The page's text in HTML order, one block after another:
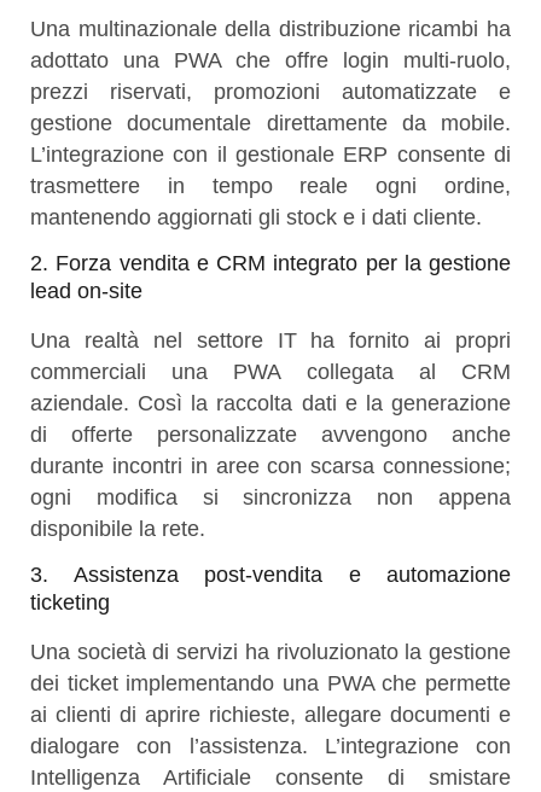
Una multinazionale della distribuzione ricambi ha
adottato una PWA che offre login multi-ruolo,
prezzi riservati, promozioni automatizzate e
gestione documentale direttamente da mobile.
L’integrazione con il gestionale ERP consente di
trasmettere in tempo reale ogni ordine,
mantenendo aggiornati gli stock e i dati cliente.
2. Forza vendita e CRM integrato per la gestione
lead on-site
Una realtà nel settore IT ha fornito ai propri
commerciali una PWA collegata al CRM
aziendale. Così la raccolta dati e la generazione
di offerte personalizzate avvengono anche
durante incontri in aree con scarsa connessione;
ogni modifica si sincronizza non appena
disponibile la rete.
3. Assistenza post-vendita e automazione
ticketing
Una società di servizi ha rivoluzionato la gestione
dei ticket implementando una PWA che permette
ai clienti di aprire richieste, allegare documenti e
dialogare con l’assistenza. L’integrazione con
Intelligenza Artificiale consente di smistare